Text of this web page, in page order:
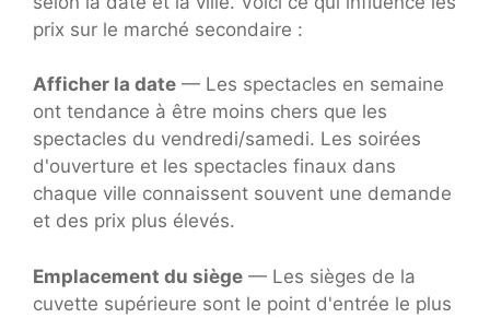
prix sur le marché secondaire :
Afficher la date — Les spectacles en semaine
ont tendance à être moins chers que les
spectacles du vendredi/samedi. Les soirées
d'ouverture et les spectacles finaux dans
chaque ville connaissent souvent une demande
et des prix plus élevés.
Emplacement du siège — Les sièges de la
cuvette supérieure sont le point d'entrée le plus